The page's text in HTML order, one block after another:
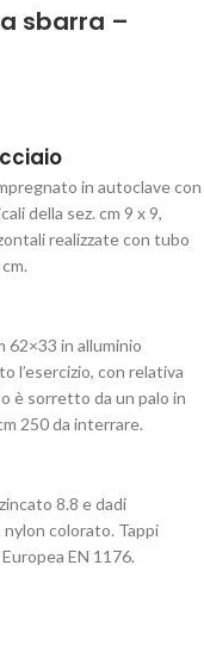
sbarra –
in autoclave con
della sez. cm 9 x 9,
realizzate con tubo
62×33 in alluminio
l’esercizio, con relativa
è sorretto da un palo in
250 da interrare.
8.8 e dadi
colorato. Tappi
EN 1176.